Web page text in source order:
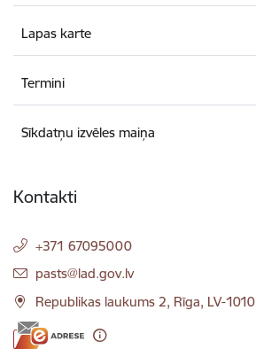
Lapas karte
Termini
Sīkdatņu izvēles maiņa
Kontakti
+371 67095000
E-pasts:
pasts@lad.gov.lv
Republikas laukums 2, Rīga, LV-1010